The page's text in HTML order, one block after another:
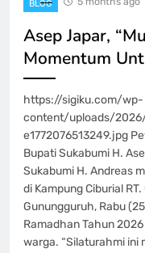
BLOG
Asep Japar,
Momentum
https://sigiku.com/wp-
content/uploads/
e1772076513249.jpg
Bupati Sukabumi H.
Sukabumi H. Andreas
di Kampung Ciburial
Gunungguruh, Rabu
Ramadhan Tahun
warga. “Silaturahmi ini